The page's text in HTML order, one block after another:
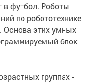
в футбол. Роботы
по робототехнике
Основа этих умных
блок
группах -